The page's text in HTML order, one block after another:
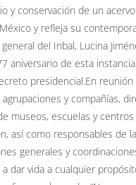
y conservación de un
y refleja su
del Inbal, Lucina
aniversario de esta
presidencial.En reunión
y compañías,
museos, escuelas y centros
así como responsables de
generales y
dar vida a cualquier